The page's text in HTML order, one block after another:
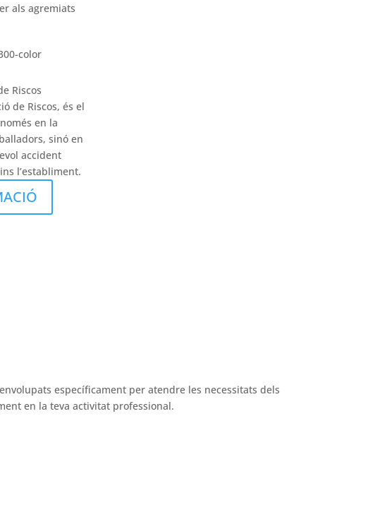
als agremiats
Riscos
de Riscos, és el
en la
sinó en
accident
l’establiment.
específicament per atendre les necessitats dels
en la teva activitat professional.